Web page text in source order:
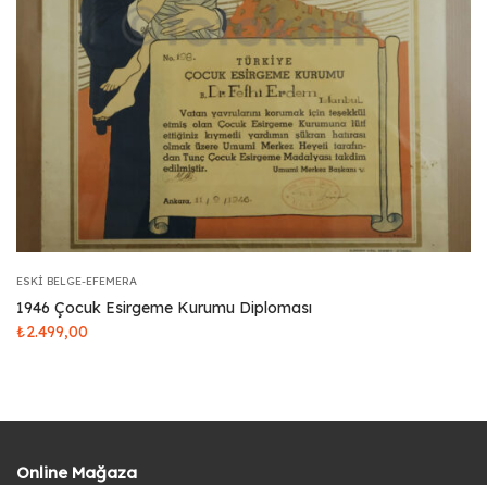
ESKI BELGE-EFEMERA
1946 Çocuk Esirgeme Kurumu Diploması
₺2.499,00
Online Mağaza